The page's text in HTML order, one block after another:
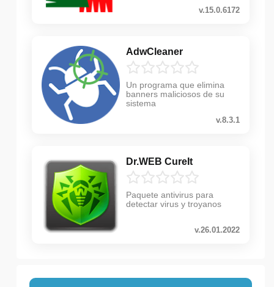
v.15.0.6172
AdwCleaner
Un programa que elimina
banners maliciosos de su
sistema
v.8.3.1
Dr.WEB CureIt
Paquete antivirus para
detectar virus y troyanos
v.26.01.2022